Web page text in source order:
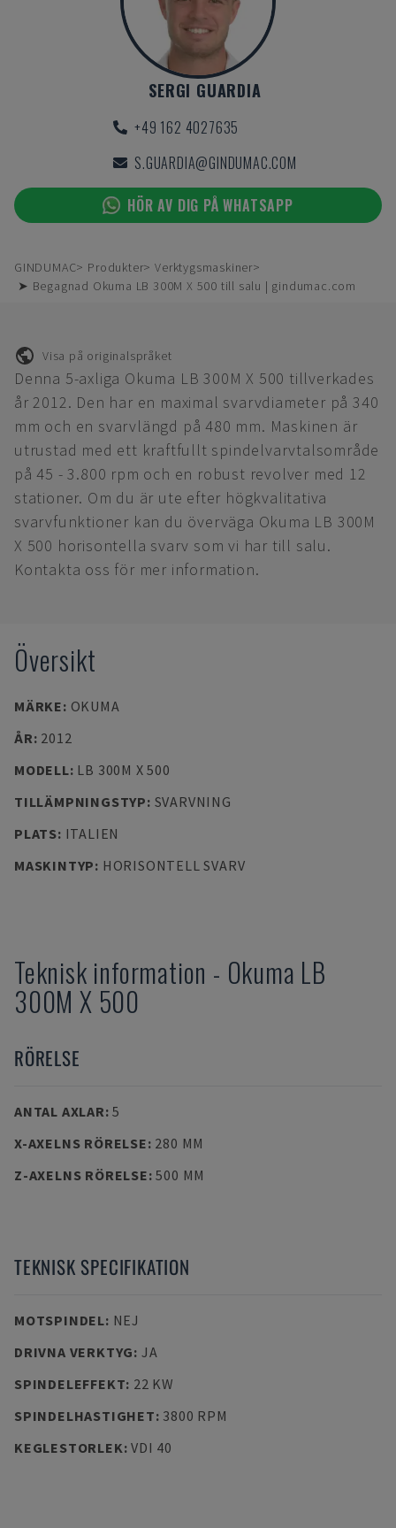
SERGI GUARDIA
+49 162 4027635
S.GUARDIA@GINDUMAC.COM
HÖR AV DIG PÅ WHATSAPP
GINDUMAC Produkter
Verktygsmaskiner
➤ Begagnad Okuma LB 300M X 500 till salu | gindumac.com
Visa på originalspråket
Denna 5-axliga Okuma LB 300M X 500 tillverkades
år 2012. Den har en maximal svarvdiameter på 340
mm och en svarvlängd på 480 mm. Maskinen är
utrustad med ett kraftfullt spindelvarvtalsområde
på 45 - 3.800 rpm och en robust revolver med 12
stationer. Om du är ute efter högkvalitativa
svarvfunktioner kan du överväga Okuma LB 300M
X 500 horisontella svarv som vi har till salu.
Kontakta oss för mer information.
Översikt
MÄRKE: OKUMA
ÅR: 2012
MODELL: LB 300M X 500
TILLÄMPNINGSTYP: SVARVNING
PLATS: ITALIEN
MASKINTYP: HORISONTELL SVARV
Teknisk information - Okuma LB
300M X 500
RÖRELSE
ANTAL AXLAR:5
X-AXELNS RÖRELSE: 280 MM
Z-AXELNS RÖRELSE:500 MM
TEKNISK SPECIFIKATION
MOTSPINDEL: NEJ
DRIVNA VERKTYG: JA
SPINDELEFFEKT: 22 KW
SPINDELHASTIGHET: 3800 RPM
KEGLESTORLEK:VDI 40